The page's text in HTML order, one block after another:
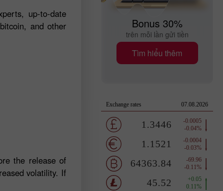
up-to-date
and other
the release of
volatility. If
Bonus 30%
trên mỗi lần gửi tiền
Tìm hiểu thêm